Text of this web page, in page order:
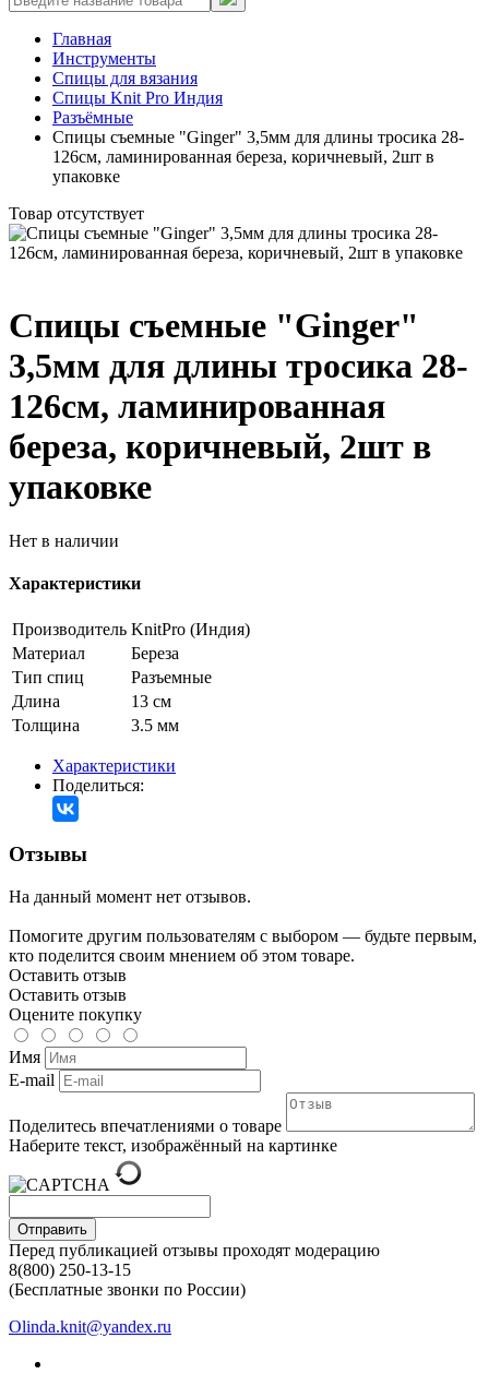
Главная
Инструменты
Спицы для вязания
Спицы Knit Pro Индия
Разъёмные
Спицы съемные "Ginger" 3,5мм для длины тросика 28-
126см, ламинированная береза, коричневый, 2шт в
упаковке
Товар отсутствует
Спицы съемные "Ginger"
3,5мм для длины тросика 28-
126см, ламинированная
береза, коричневый, 2шт в
упаковке
Нет в наличии
Характеристики
Производитель KnitPro (Индия)
Материал
Береза
Тип спиц
Разъемные
Длина
13 см
Толщина
3.5 мм
Характеристики
Поделиться:
Отзывы
На данный момент нет отзывов.
Помогите другим пользователям с выбором — будьте первым,
кто поделится своим мнением об этом товаре.
Оставить отзыв
Оставить отзыв
Оцените покупку
Имя
E-mail
Поделитесь впечатлениями о товаре
Наберите текст, изображённый на картинке
Отправить
Перед публикацией отзывы проходят модерацию
8(800) 250-13-15
(Бесплатные звонки по России)
Olinda.knit@yandex.ru